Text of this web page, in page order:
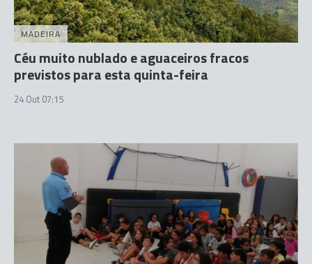
MADEIRA
Céu muito nublado e aguaceiros fracos
previstos para esta quinta-feira
24 Out 07:15